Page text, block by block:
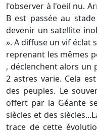
l'observer à l'oeil nu.
B est passée au
devenir un satellite
». A diffuse un vif éclat
reprenant les mêmes
, déclenchent alors un
2 astres varie. Cela
des peuples. Le
offert par la Géante
siècles et des
trace de cette